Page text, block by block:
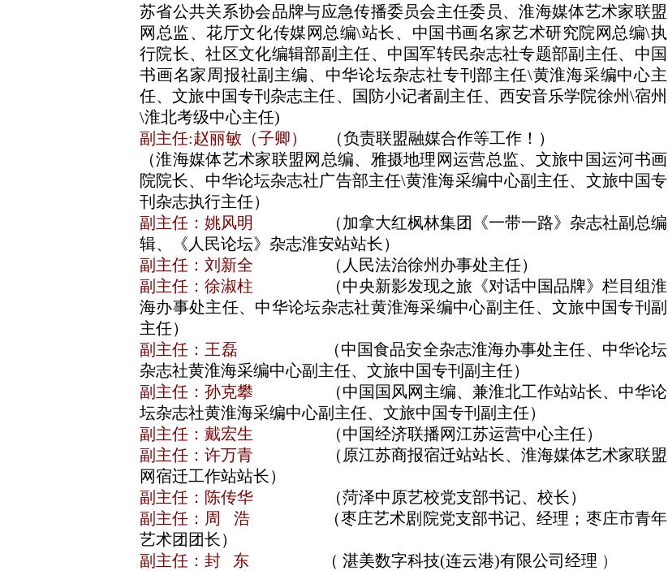
苏省公共关系协会品牌与应急传播委员会主任委员、淮海媒体艺术家联盟
网总监、花厅文化传媒网总编\站长、中国书画名家艺术研究院网总编\执
行院长、社区文化编辑部副主任、中国军转民杂志社专题部副主任、中国
书画名家周报社副主编、中华论坛杂志社专刊部主任\黄淮海采编中心主
任、文旅中国专刊杂志主任、国防小记者副主任、西安音乐学院徐州\宿州
\淮北考级中心主任)
副主任:赵丽敏（子卿）
（负责联盟融媒合作等工作！）
（淮海媒体艺术家联盟网总编、雅摄地理网运营总监、文旅中国运河书画
院院长、中华论坛杂志社广告部主任\黄淮海采编中心副主任、文旅中国专
刊杂志执行主任）
副主任：姚风明
（加拿大红枫林集团《一带一路》杂志社副总编
辑、《人民论坛》杂志淮安站站长）
副主任：刘新全
（人民法治徐州办事处主任）
副主任：徐淑柱 （中央新影发现之旅《对话中国品牌》栏目组淮
海办事处主任、中华论坛杂志社黄淮海采编中心副主任、文旅中国专刊副
主任）
副主任：王磊
（中国食品安全杂志淮海办事处主任、中华论坛
杂志社黄淮海采编中心副主任、文旅中国专刊副主任）
副主任：孙克攀 （中国国风网主编、兼淮北工作站站长、中华论
坛杂志社黄淮海采编中心副主任、文旅中国专刊副主任）
副主任：戴宏生
（中国经济联播网江苏运营中心主任）
副主任：许万青
（原江苏商报宿迁站站长、淮海媒体艺术家联盟
网宿迁工作站站长）
副主任：陈传华 （菏泽中原艺校党支部书记、校长）
副主任：周 浩（枣庄艺术剧院党支部书记、经理；枣庄市青年
艺术团团长）
副主任：封 东 （ 湛美数字科技(连云港)有限公司经理 ）